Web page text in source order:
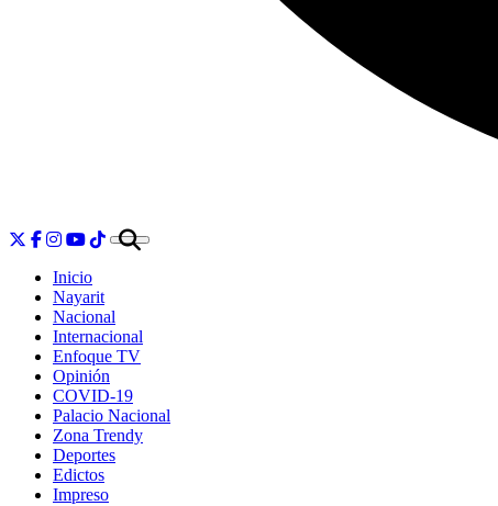
Inicio
Nayarit
Nacional
Internacional
Enfoque TV
Opinión
COVID-19
Palacio Nacional
Zona Trendy
Deportes
Edictos
Impreso